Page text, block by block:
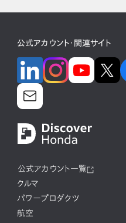
公式アカウント・関連サイト
公式アカウント一覧
クルマ
パワープロダクツ
航空